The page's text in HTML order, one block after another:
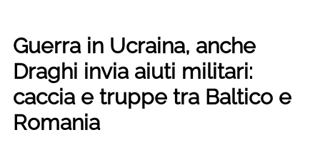
Guerra in Ucraina, anche
Draghi invia aiuti militari:
caccia e truppe tra Baltico e
Romania